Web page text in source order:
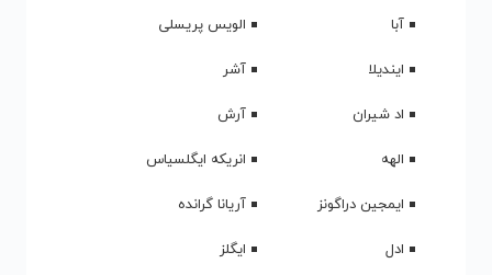
آبا
الویس پریسلی
ایندیلا
آشر
اد شیران
آرش
الهه
انریکه ایگلسیاس
ایمجین دراگونز
آریانا گرانده
ادل
ایگلز